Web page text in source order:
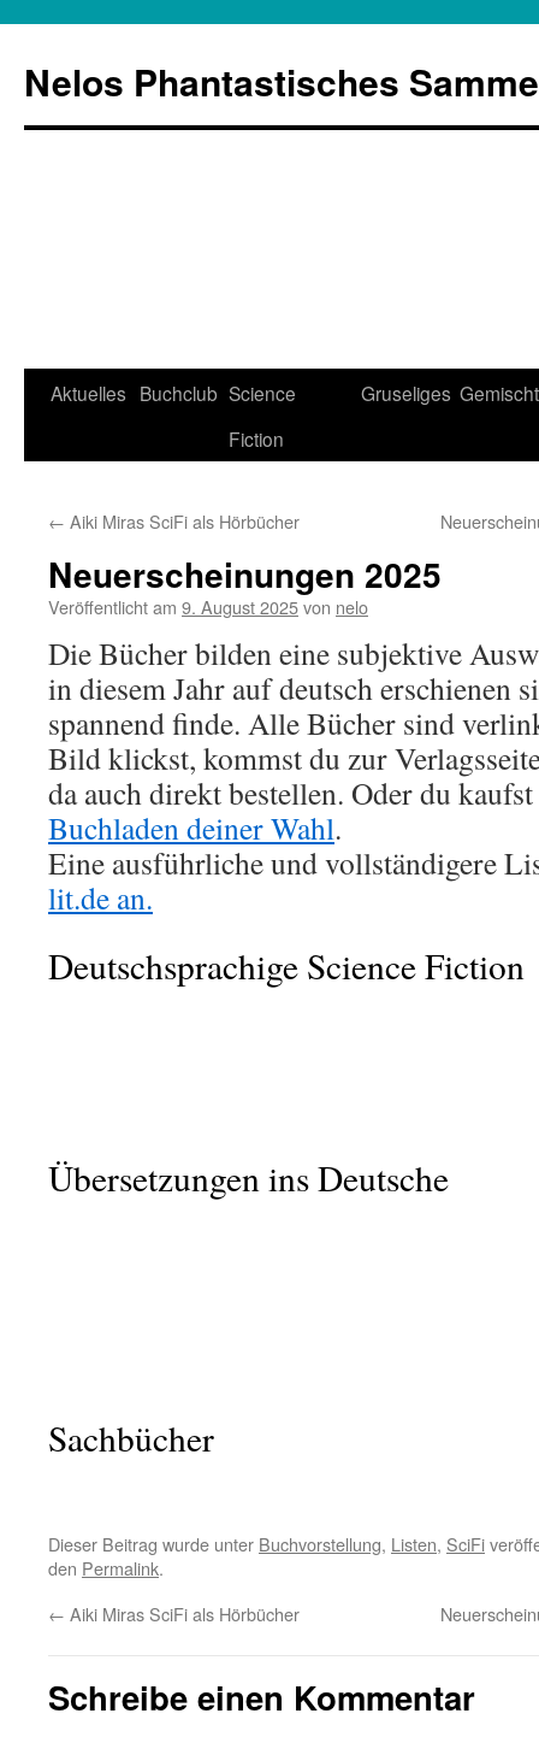
springen
Nelos Phantastisches
Aktuelles Buchclub Science
Fiction
Gruseliges
← Aiki Miras SciFi als Hörbücher
Neuerscheinungen 2025
Veröffentlicht am 9. August 2025von nelo
Die Bücher bilden eine subjektive
in diesem Jahr auf deutsch erschienen
spannend finde. Alle Bücher sind
Bild klickst, kommst du zur
da auch direkt bestellen. Oder du
Buchladen deiner Wahl.
Eine ausführliche und vollständigere
lit.de an.
Deutschsprachige Science Fiction
Übersetzungen ins Deutsche
Sachbücher
Dieser Beitrag wurde unter Buchvorstellung, Listen, SciFi
den Permalink.
← Aiki Miras SciFi als Hörbücher
Schreibe einen Kommentar